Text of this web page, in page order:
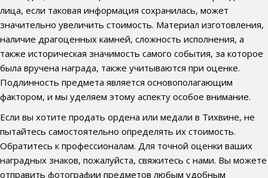
лица, если таковая информация сохранилась, может
значительно увеличить стоимость. Материал изготовления,
наличие драгоценных камней, сложность исполнения, а
также историческая значимость самого события, за которое
была вручена награда, также учитываются при оценке.
Подлинность предмета является основополагающим
фактором, и мы уделяем этому аспекту особое внимание.
Если вы хотите продать ордена или медали в Тихвине, не
пытайтесь самостоятельно определять их стоимость.
Обратитесь к профессионалам. Для точной оценки ваших
наградных знаков, пожалуйста, свяжитесь с нами. Вы можете
отправить фотографии предметов любым удобным